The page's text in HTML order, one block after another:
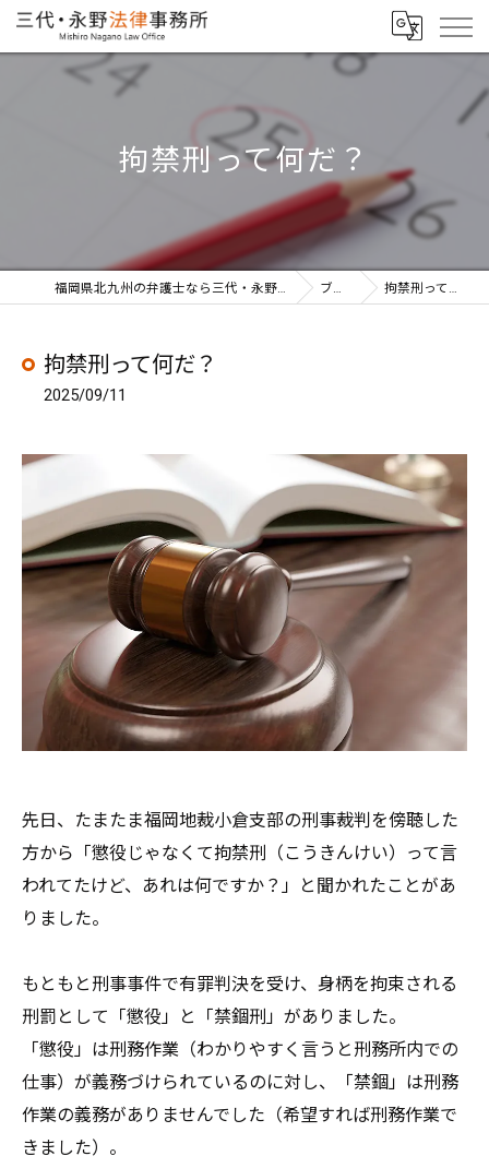
拘禁刑って何だ？
福岡県北九州の弁護士なら三代・永野法律事務所 ブログ 拘禁刑って何だ？
拘禁刑って何だ？
2025/09/11
先日、たまたま福岡地裁小倉支部の刑事裁判を傍聴した
方から「懲役じゃなくて拘禁刑（こうきんけい）って言
われてたけど、あれは何ですか？」と聞かれたことがあ
りました。
もともと刑事事件で有罪判決を受け、身柄を拘束される
刑罰として「懲役」と「禁錮刑」がありました。
「懲役」は刑務作業（わかりやすく言うと刑務所内での
仕事）が義務づけられているのに対し、「禁錮」は刑務
作業の義務がありませんでした（希望すれば刑務作業で
きました）。